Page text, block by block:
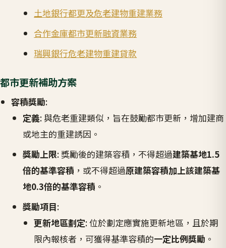
土地銀行都更及危老建物重建業務
合作金庫都市更新融資業務
瑞興銀行危老建物重建貸款
都市更新補助方案
容積獎勵:
定義: 與危老重建類似，旨在鼓勵都市更新，增加建商
或地主的重建誘因。
獎勵上限: 獎勵後的建築容積，不得超過建築基地1.5
倍的基準容積 ，或不得超過原建築容積加上該建築基
地0.3倍的基準容積 。
獎勵項目:
更新地區劃定: 位於劃定應實施更新地區，且於期
限內報核者，可獲得基準容積的一定比例獎勵 。